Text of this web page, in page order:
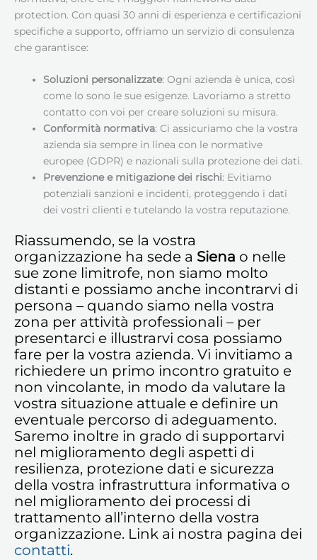
protection. Con quasi 30 anni di esperienza e certificazioni
specifiche a supporto, offriamo un servizio di consulenza
che garantisce:
Soluzioni personalizzate: Ogni azienda è unica, così
come lo sono le sue esigenze. Lavoriamo a stretto
contatto con voi per creare soluzioni su misura.
Conformità normativa: Ci assicuriamo che la vostra
azienda sia sempre in linea con le normative
europee (GDPR) e nazionali sulla protezione dei dati.
Prevenzione e mitigazione dei rischi: Evitiamo
potenziali sanzioni e incidenti, proteggendo i dati
dei vostri clienti e tutelando la vostra reputazione.
Riassumendo, se la vostra
organizzazione ha sede a Siena o nelle
sue zone limitrofe, non siamo molto
distanti e possiamo anche incontrarvi di
persona – quando siamo nella vostra
zona per attività professionali – per
presentarci e illustrarvi cosa possiamo
fare per la vostra azienda. Vi invitiamo a
richiedere un primo incontro gratuito e
non vincolante, in modo da valutare la
vostra situazione attuale e definire un
eventuale percorso di adeguamento.
Saremo inoltre in grado di supportarvi
nel miglioramento degli aspetti di
resilienza, protezione dati e sicurezza
della vostra infrastruttura informativa o
nel miglioramento dei processi di
trattamento all’interno della vostra
organizzazione. Link ai nostra pagina dei
contatti.